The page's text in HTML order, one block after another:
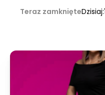
Teraz zamknięteDzisiaj: